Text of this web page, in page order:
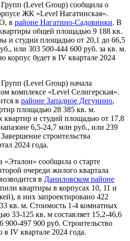
(Level Group) сообщила о
ЖК «Level Нагатинская».
в районе Нагатино-Садовники. В
общей площадью 9 188 кв.
и студии площадью от 20,1 до 66,5
или 303 500-444 600 руб. за кв. м.
корпус будет в IV квартале 2024
(Level Group) начала
комплексе «Level Селигерская».
в районе Западное Дегунино,
площадью 28 385 кв. м.
квартир и студий площадью от 17,8
6,5-24,7 млн руб., или 239
строительства
2024 года.
«Эталон» сообщила о старте
очереди жилого квартала
в Даниловском районе
квартиры в корпусах 10, 11 и
в них запроектировано 422
кв. м. Стоимость 1-4 комнатных
33-125 кв. м составляет 15,2-46,6
900-497 900 руб. Строительство
в IV квартале 2024 года.